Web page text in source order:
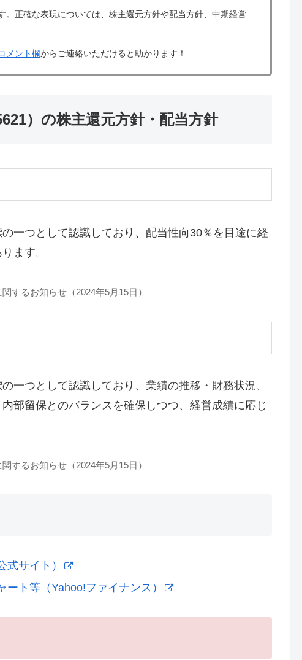
。正確な表現については、株主還元方針や配当方針、中期経営
メント欄からご連絡いただけると助かります！
）の株主還元方針・配当方針
一つとして認識しており、配当性向30％を目途に経
ます。
するお知らせ（2024年5月15日）
一つとして認識しており、業績の推移・財務状況、
部留保とのバランスを確保しつつ、経営成績に応じ
するお知らせ（2024年5月15日）
サイト）
ト等（Yahoo!ファイナンス）